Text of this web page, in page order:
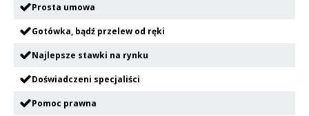
Prosta umowa
Gotówka, bądź przelew od ręki
Najlepsze stawki na rynku
Doświadczeni specjaliści
Pomoc prawna